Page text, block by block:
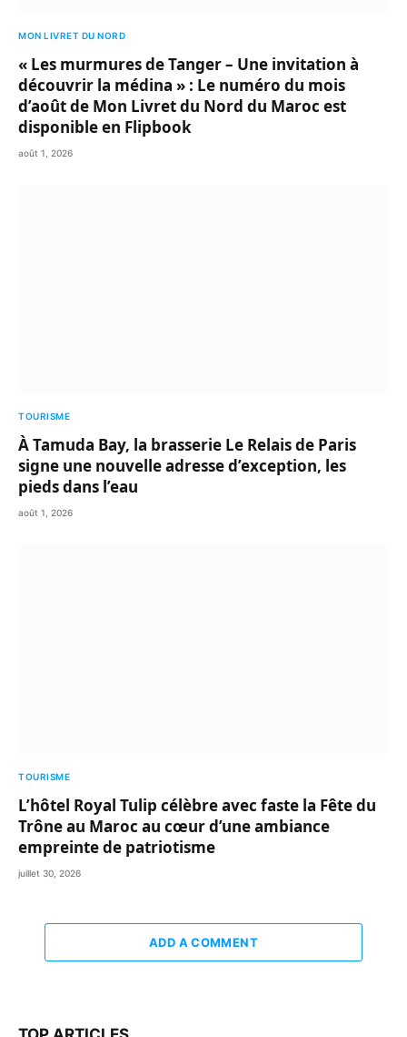
MON LIVRET DU NORD
« Les murmures de Tanger – Une invitation à
découvrir la médina » : Le numéro du mois
d’août de Mon Livret du Nord du Maroc est
disponible en Flipbook
août 1, 2026
TOURISME
À Tamuda Bay, la brasserie Le Relais de Paris
signe une nouvelle adresse d’exception, les
pieds dans l’eau
août 1, 2026
TOURISME
L’hôtel Royal Tulip célèbre avec faste la Fête du
Trône au Maroc au cœur d’une ambiance
empreinte de patriotisme
juillet 30, 2026
ADD A COMMENT